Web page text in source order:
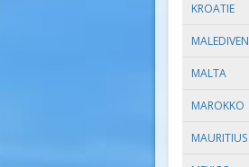
KROATIE
MALEDIVEN
MALTA
MAROKKO
MAURITIUS